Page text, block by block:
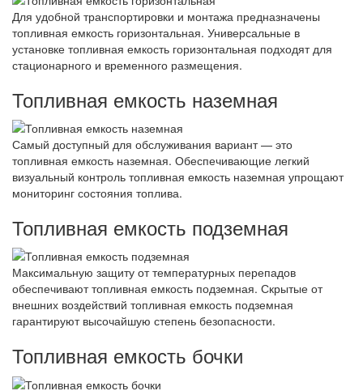
Для удобной транспортировки и монтажа предназначены
топливная емкость горизонтальная. Универсальные в
установке топливная емкость горизонтальная подходят для
стационарного и временного размещения.
Топливная емкость наземная
Самый доступный для обслуживания вариант — это
топливная емкость наземная. Обеспечивающие легкий
визуальный контроль топливная емкость наземная упрощают
мониторинг состояния топлива.
Топливная емкость подземная
Максимальную защиту от температурных перепадов
обеспечивают топливная емкость подземная. Скрытые от
внешних воздействий топливная емкость подземная
гарантируют высочайшую степень безопасности.
Топливная емкость бочки